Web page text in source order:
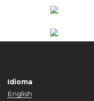
Idioma
English